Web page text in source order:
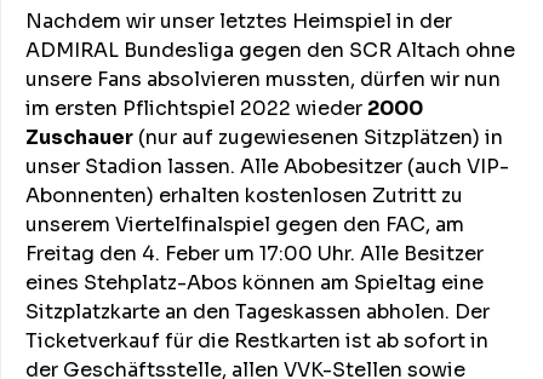
Nachdem wir unser letztes Heimspiel in der
ADMIRAL Bundesliga gegen den SCR Altach ohne
unsere Fans absolvieren mussten, dürfen wir nun
im ersten Pflichtspiel 2022 wieder 2000
Zuschauer (nur auf zugewiesenen Sitzplätzen) in
unser Stadion lassen. Alle Abobesitzer (auch VIP-
Abonnenten) erhalten kostenlosen Zutritt zu
unserem Viertelfinalspiel gegen den FAC, am
Freitag den 4. Feber um 17:00 Uhr. Alle Besitzer
eines Stehplatz-Abos können am Spieltag eine
Sitzplatzkarte an den Tageskassen abholen. Der
Ticketverkauf für die Restkarten ist ab sofort in
der Geschäftsstelle, allen VVK-Stellen sowie